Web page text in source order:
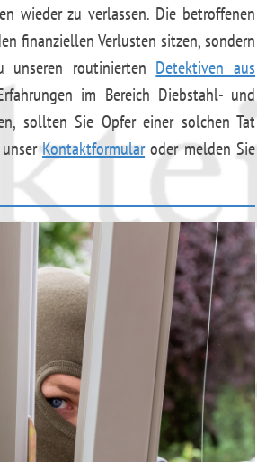
wieder zu verlassen. Die betroffenen
finanziellen Verlusten sitzen, sondern
routinierten Detektiven aus
im Bereich Diebstahl- und
sollten Sie Opfer einer solchen Tat
unserKontaktformularoder melden Sie